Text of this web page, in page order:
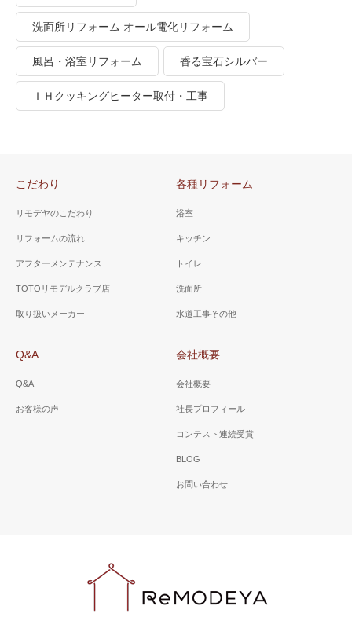
洗面所リフォーム オール電化リフォーム
風呂・浴室リフォーム 香る宝石シルバー
ＩＨクッキングヒーター取付・工事
こだわり
リモデヤのこだわり
リフォームの流れ
アフターメンテナンス
TOTOリモデルクラブ店
取り扱いメーカー
各種リフォーム
浴室
キッチン
トイレ
洗面所
水道工事その他
Q&A
Q&A
お客様の声
会社概要
会社概要
社長プロフィール
コンテスト連続受賞
BLOG
お問い合わせ